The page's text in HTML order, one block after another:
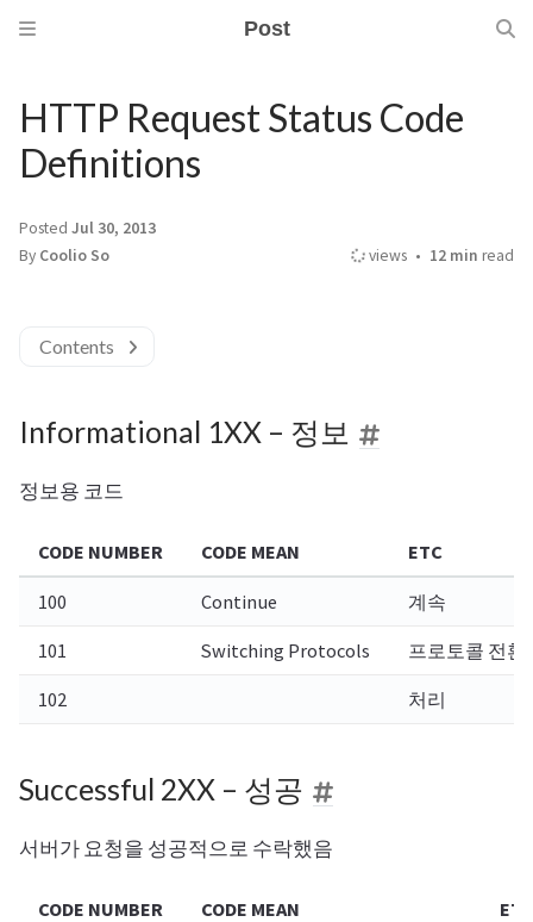
Post
HTTP Request Status Code
Definitions
Posted Jul 30, 2013
By Coolio So views 12 min read
Contents
Informational 1XX – 정보
정보용 코드
CODE NUMBER CODE MEAN ETC
100 Continue 계속
101 Switching Protocols 프로토콜 전환
102 처리
Successful 2XX – 성공
서버가 요청을 성공적으로 수락했음
CODE NUMBER CODE MEAN ETC